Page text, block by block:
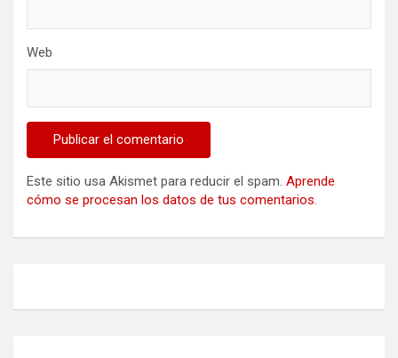
Web
Este sitio usa Akismet para reducir el spam. Aprende
cómo se procesan los datos de tus comentarios.